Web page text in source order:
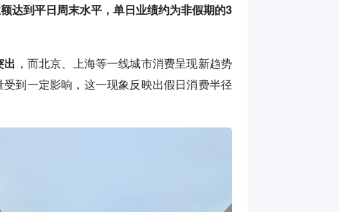
达到平日周末水平，单日业绩约为非假期的3
出 ，而北京、上海等一线城市消费呈现新趋势
到一定影响，这一现象反映出假日消费半径